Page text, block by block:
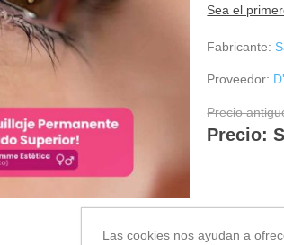
Sea el
Fabricante:
Proveedor:
Precio
Precio:
Las cookies nos ayudan a